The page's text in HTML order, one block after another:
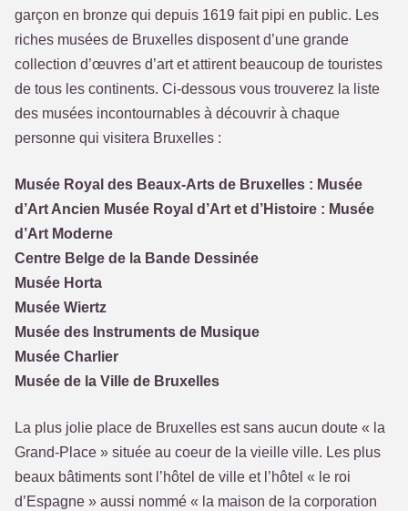
garçon en bronze qui depuis 1619 fait pipi en public. Les
riches musées de Bruxelles disposent d’une grande
collection d’œuvres d’art et attirent beaucoup de touristes
de tous les continents. Ci-dessous vous trouverez la liste
des musées incontournables à découvrir à chaque
personne qui visitera Bruxelles :
Musée Royal des Beaux-Arts de Bruxelles : Musée
d’Art Ancien Musée Royal d’Art et d’Histoire : Musée
d’Art Moderne
Centre Belge de la Bande Dessinée
Musée Horta
Musée Wiertz
Musée des Instruments de Musique
Musée Charlier
Musée de la Ville de Bruxelles
La plus jolie place de Bruxelles est sans aucun doute « la
Grand-Place » située au coeur de la vieille ville. Les plus
beaux bâtiments sont l’hôtel de ville et l’hôtel « le roi
d’Espagne » aussi nommé « la maison de la corporation